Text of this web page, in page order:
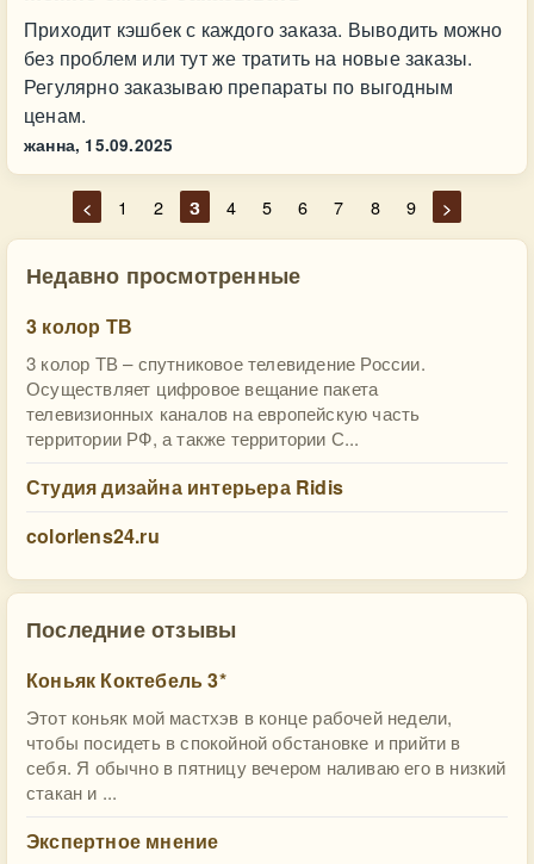
Приходит кэшбек с каждого заказа. Выводить можно
без проблем или тут же тратить на новые заказы.
Регулярно заказываю препараты по выгодным
ценам.
жанна, 15.09.2025
< 1 2 3 4 5 6 7 8 9 >
Недавно просмотренные
3 колор ТВ
3 колор ТВ – спутниковое телевидение России.
Осуществляет цифровое вещание пакета
телевизионных каналов на европейскую часть
территории РФ, а также территории С...
Студия дизайна интерьера Ridis
colorlens24.ru
Последние отзывы
Коньяк Коктебель 3*
Этот коньяк мой мастхэв в конце рабочей недели,
чтобы посидеть в спокойной обстановке и прийти в
себя. Я обычно в пятницу вечером наливаю его в низкий
стакан и ...
Экспертное мнение